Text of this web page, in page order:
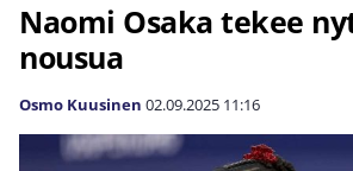
Naomi Osaka tekee
nousua
Osmo Kuusinen 02.09.2025 11:16